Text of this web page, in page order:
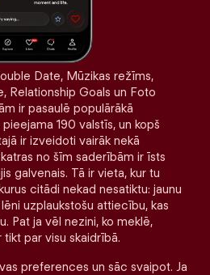
Date, Mūzikas režīms,
Relationship Goals un Foto
ir pasaulē populārākā
190 valstīs, un kopš
ir izveidoti vairāk nekā
no šīm saderībām ir īsts
galvenais. Tā ir vieta, kur tu
citādi nekad nesatiktu: jaunu
uzplaukstošu attiecību, kas
Pat ja vēl nezini, ko meklē,
par visu skaidrībā.
preferences un sāc svaipot. Ja